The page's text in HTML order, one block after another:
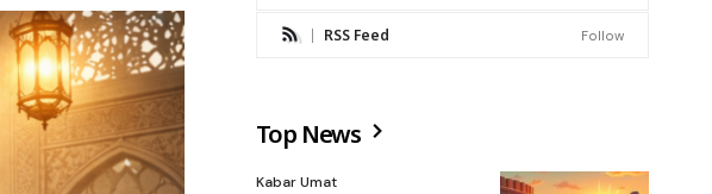
RSS Feed Follow
Top News
Kabar Umat